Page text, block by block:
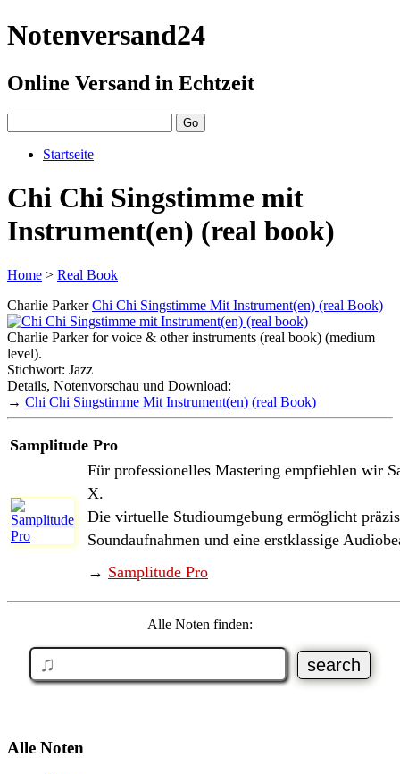
Notenversand24
Online Versand in Echtzeit
Startseite
Chi Chi Singstimme mit
Instrument(en) (real book)
Home > Real Book
Charlie Parker Chi Chi Singstimme Mit Instrument(en) (real Book)
Charlie Parker for voice & other instruments (real book) (medium
level).
Stichwort: Jazz
Details, Notenvorschau und Download:
→ Chi Chi Singstimme Mit Instrument(en) (real Book)
Samplitude Pro
Für professionelles Mastering empfiehlen wir
X.
Die virtuelle Studioumgebung ermöglicht
Soundaufnahmen und eine erstklassige
→ Samplitude Pro
Alle Noten finden:
Alle Noten